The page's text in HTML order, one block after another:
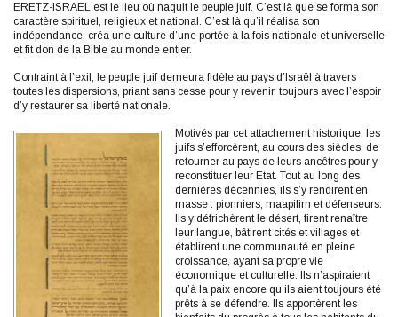
ERETZ-ISRAEL est le lieu où naquit le peuple juif. C’est là que se forma son
caractère spirituel, religieux et national. C’est là qu’il réalisa son
indépendance, créa une culture d’une portée à la fois nationale et universelle
et fit don de la Bible au monde entier.
Contraint à l’exil, le peuple juif demeura fidèle au pays d’Israël à travers
toutes les dispersions, priant sans cesse pour y revenir, toujours avec l’espoir
d’y restaurer sa liberté nationale.
Motivés par cet attachement historique, les
juifs s’efforcèrent, au cours des siècles, de
retourner au pays de leurs ancêtres pour y
reconstituer leur Etat. Tout au long des
dernières décennies, ils s’y rendirent en
masse : pionniers, maapilim et défenseurs.
Ils y défrichèrent le désert, firent renaître
leur langue, bâtirent cités et villages et
établirent une communauté en pleine
croissance, ayant sa propre vie
économique et culturelle. Ils n’aspiraient
qu’à la paix encore qu’ils aient toujours été
prêts à se défendre. Ils apportèrent les